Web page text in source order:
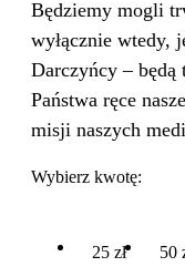
Będziemy mogli
wyłącznie wtedy,
Darczyńcy –
Państwa ręce
misji naszych
Wybierz kwotę:
25 zł 50